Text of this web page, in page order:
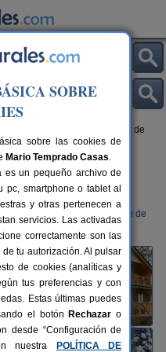
> Complejo Rural El Xalet de
de Prades
2-96+20 plazas
48 km de
SOBRE
sobre las cookies de
Mario Temprado Casas.
es un pequeño archivo de
pc, smartphone o tablet al
y otras pertenecen a
servicios. Las activadas
correctamente son las
tu autorización. Al pulsar
de cookies (analíticas y
tus preferencias y con
Estas últimas puedes
el botón Rechazar o
desde “Configuración de
nuestra
POLÍTICA DE